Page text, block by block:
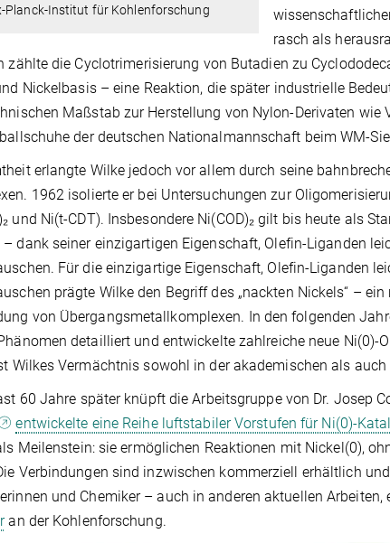
Planck-Institut für Kohlenforschung
rasch als
zählte die Cyclotrimerisierung von Butadien zu
Nickelbasis – eine Reaktion, die später industrielle
Maßstab zur Herstellung von Nylon-Derivaten
der deutschen Nationalmannschaft beim WM-
erlangte Wilke jedoch vor allem durch seine
1962 isolierte er bei Untersuchungen zur
und Ni(t‐CDT). Insbesondere Ni(COD)₂ gilt bis heute als
– dank seiner einzigartigen Eigenschaft, Olefin-Liganden
Für die einzigartige Eigenschaft, Olefin-Liganden
prägte Wilke den Begriff des „nackten Nickels“ –
von Übergangsmetallkomplexen. In den folgenden
detailliert und entwickelte zahlreiche neue Ni(0)-
Wilkes Vermächtnis sowohl in der akademischen als
60 Jahre später knüpft die Arbeitsgruppe von Dr. Josep
entwickelte eine Reihe luftstabiler Vorstufen für Ni(0)-
Meilenstein: sie ermöglichen Reaktionen mit Nickel(0),
Verbindungen sind inzwischen kommerziell erhältlich
und Chemiker – auch in anderen aktuellen
an der Kohlenforschung.